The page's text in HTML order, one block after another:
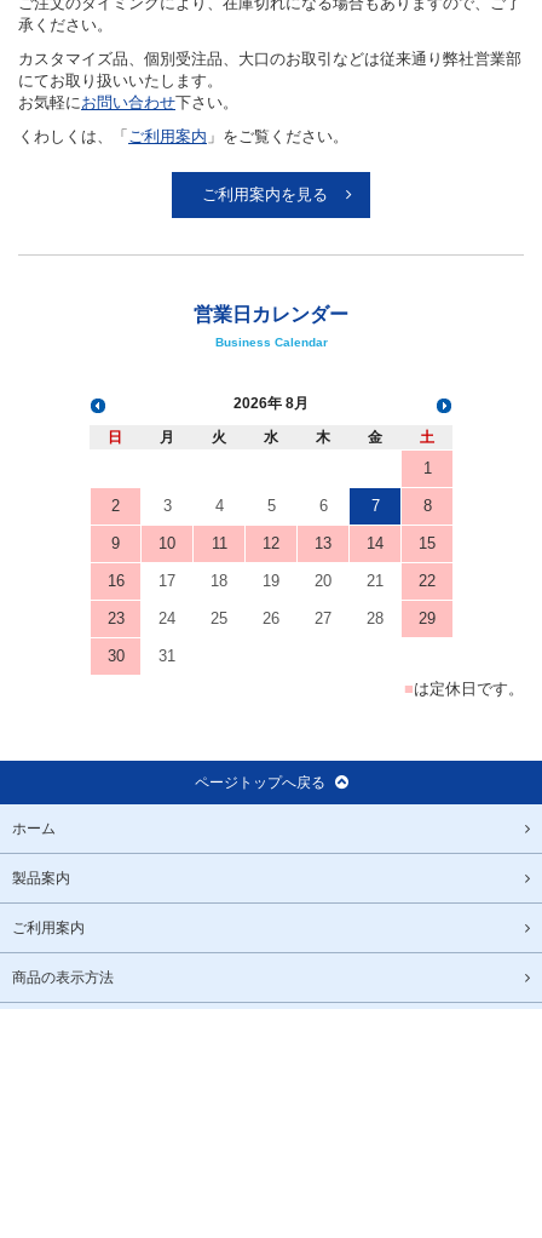
にてお取り扱いいたします。
お気軽に お問い合わせ
くわしくは、「ご利用案内」をご覧ください。
ご利用案内を見る
2 3 4 5 6 7 8
15
16 17 18 19 20 21 22
23 24 25 26 27 28 29
30
31
は定休日です。
ホーム
製品案内
ご利用案内
商品の表示方法
よくある質問
ご利用規約